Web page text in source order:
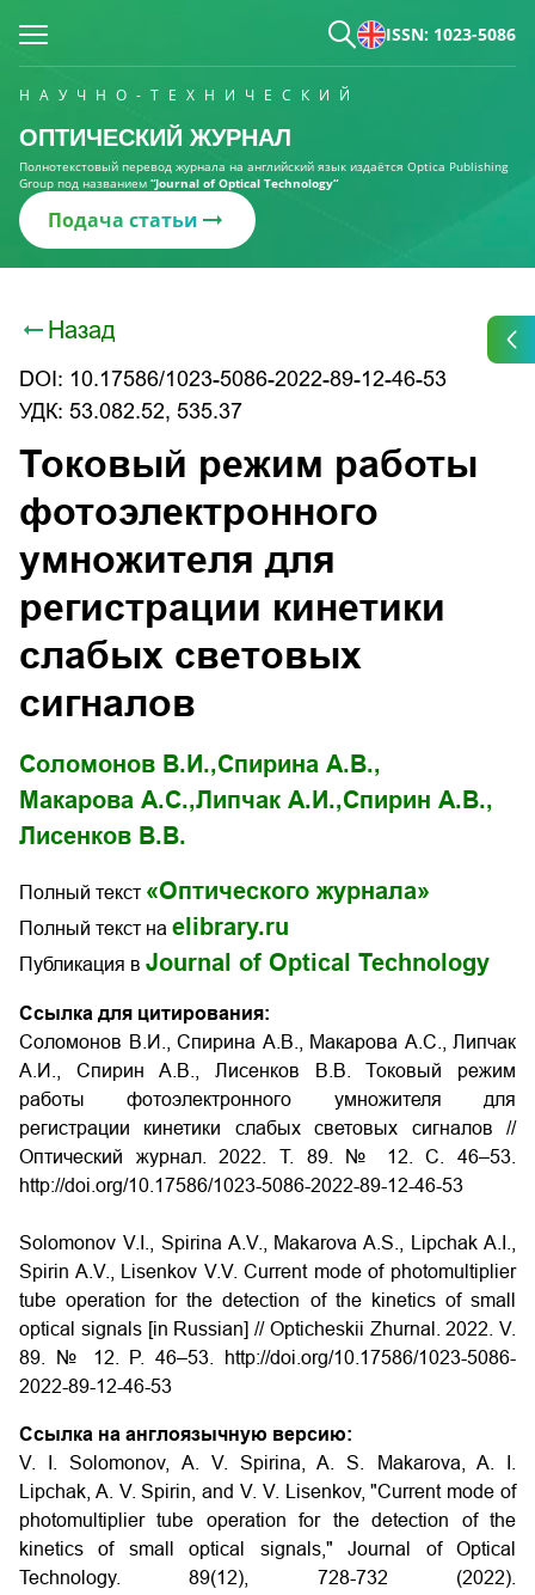
ISSN: 1023-5086
НАУЧНО-ТЕХНИЧЕСКИЙ
ОПТИЧЕСКИЙ ЖУРНАЛ
Полнотекстовый перевод журнала на английский язык издаётся Optica Publishing
Group под названием “Journal of Optical Technology“
Подача статьи
Назад
DOI: 10.17586/1023-5086-2022-89-12-46-53
УДК: 53.082.52, 535.37
Токовый режим работы
фотоэлектронного
умножителя для
регистрации кинетики
слабых световых
сигналов
Соломонов В.И.,Спирина А.В.,
Макарова А.С.,Липчак А.И.,Спирин А.В.,
Лисенков В.В.
Полный текст «Оптического журнала»
Полный текст на elibrary.ru
Публикация в Journal of Optical Technology
Ссылка для цитирования:
Соломонов В.И., Спирина А.В., Макарова А.С., Липчак
А.И., Спирин А.В., Лисенков В.В. Токовый режим
работы фотоэлектронного умножителя для
регистрации кинетики слабых световых сигналов //
Оптический журнал. 2022. Т. 89. № 12. С. 46–53.
http://doi.org/10.17586/1023-5086-2022-89-12-46-53
Solomonov V.I., Spirina A.V., Makarova A.S., Lipchak A.I.,
Spirin A.V., Lisenkov V.V. Current mode of photomultiplier
tube operation for the detection of the kinetics of small
optical signals [in Russian] // Opticheskii Zhurnal. 2022. V.
89. № 12. P. 46–53. http://doi.org/10.17586/1023-5086-
2022-89-12-46-53
Ссылка на англоязычную версию:
V. I. Solomonov, A. V. Spirina, A. S. Makarova, A. I.
Lipchak, A. V. Spirin, and V. V. Lisenkov, "Current mode of
photomultiplier tube operation for the detection of the
kinetics of small optical signals," Journal of Optical
Technology. 89(12), 728-732 (2022).